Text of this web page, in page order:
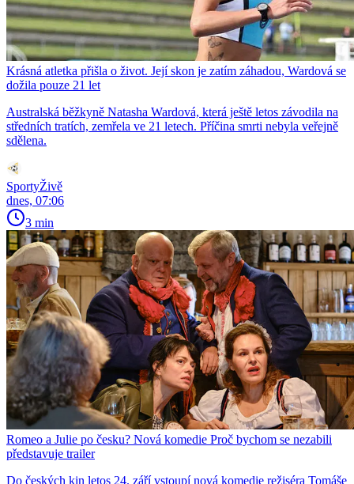
Krásná atletka přišla o život. Její skon je zatím záhadou, Wardová se
dožila pouze 21 let
Australská běžkyně Natasha Wardová, která ještě letos závodila na
středních tratích, zemřela ve 21 letech. Příčina smrti nebyla veřejně
sdělena.
SportyŽivě
dnes, 07:06
3 min
Romeo a Julie po česku? Nová komedie Proč bychom se nezabili
představuje trailer
Do českých kin letos 24. září vstoupí nová komedie režiséra Tomáše